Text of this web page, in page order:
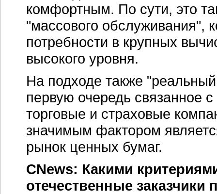
комфортным. По сути, это
"массового обслуживания",
потребности в крупных
высокого уровня.
На подходе также
первую очередь связанное
торговые и страховые
значимым фактором
рынок ценных бумаг.
CNews: Какими
отечественные заказчики